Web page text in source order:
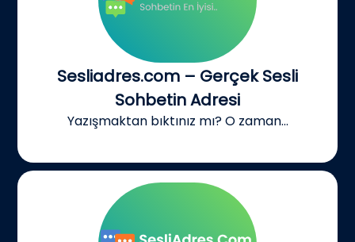
Sesliadres.com – Gerçek Sesli
Sohbetin Adresi
Yazışmaktan bıktınız mı? O zaman...